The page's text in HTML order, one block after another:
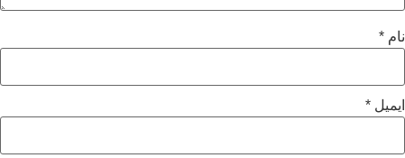
نام *
ایمیل *